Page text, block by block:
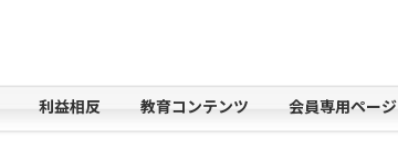
利益相反 教育コンテンツ 会員専用ページ